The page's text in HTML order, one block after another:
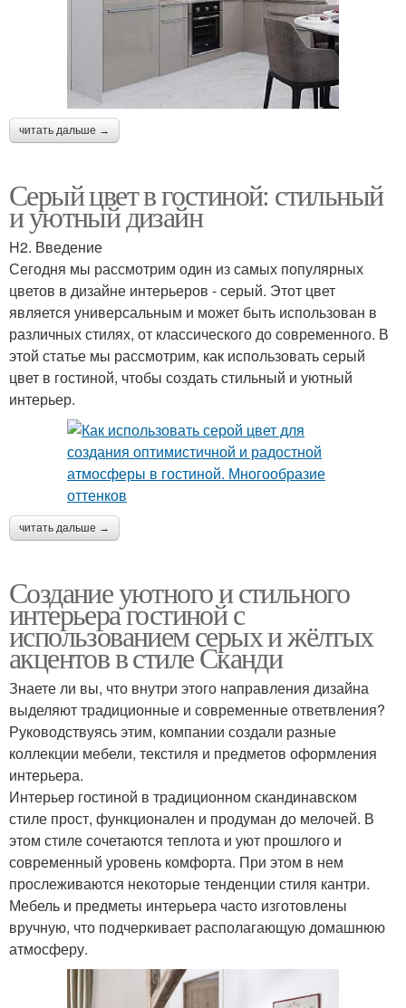
читать дальше →
Серый цвет в гостиной: стильный
и уютный дизайн
H2. Введение
Сегодня мы рассмотрим один из самых популярных
цветов в дизайне интерьеров - серый. Этот цвет
является универсальным и может быть использован в
различных стилях, от классического до современного. В
этой статье мы рассмотрим, как использовать серый
цвет в гостиной, чтобы создать стильный и уютный
интерьер.
читать дальше →
Создание уютного и стильного
интерьера гостиной с
использованием серых и жёлтых
акцентов в стиле Сканди
Знаете ли вы, что внутри этого направления дизайна
выделяют традиционные и современные ответвления?
Руководствуясь этим, компании создали разные
коллекции мебели, текстиля и предметов оформления
интерьера.
Интерьер гостиной в традиционном скандинавском
стиле прост, функционален и продуман до мелочей. В
этом стиле сочетаются теплота и уют прошлого и
современный уровень комфорта. При этом в нем
прослеживаются некоторые тенденции стиля кантри.
Мебель и предметы интерьера часто изготовлены
вручную, что подчеркивает располагающую домашнюю
атмосферу.